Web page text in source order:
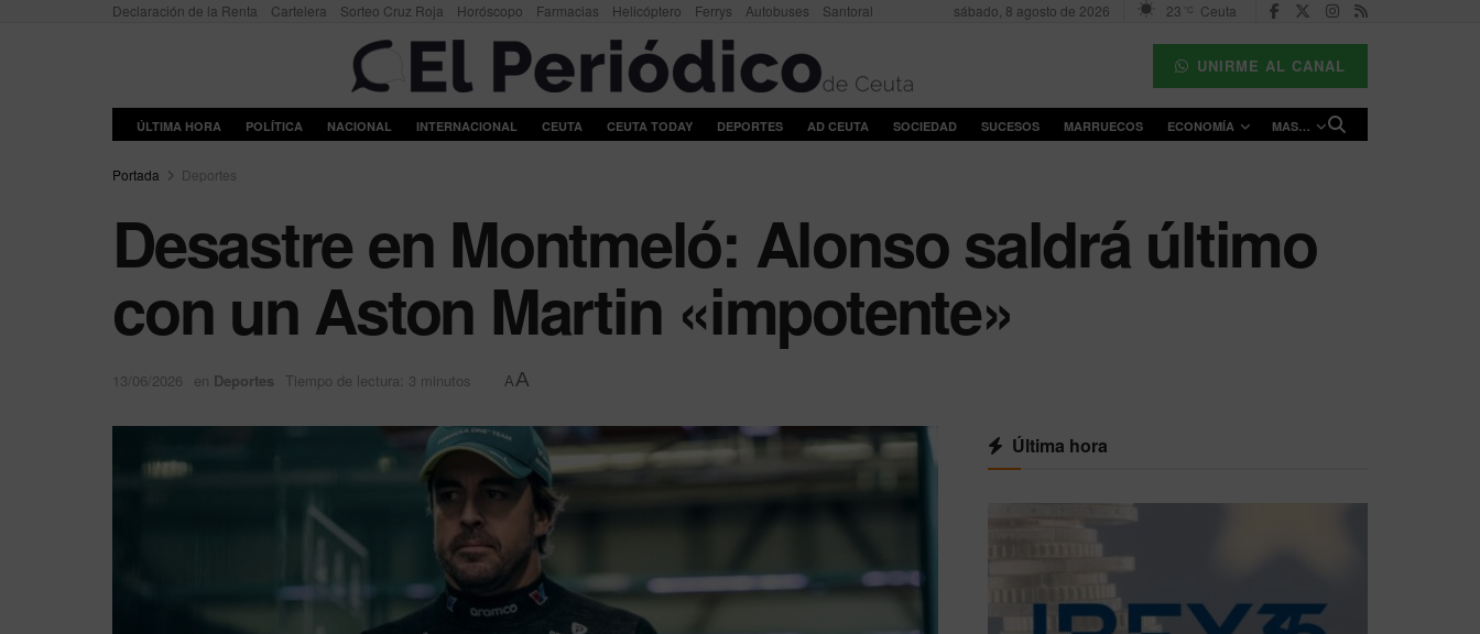
Declaración de la Renta Cartelera Sorteo Cruz Roja Horóscopo Farmacias Helicóptero Ferrys Autobuses Santoral sábado, 8 agosto de 2026 23 °C Ceuta
UNIRME AL CANAL
ÚLTIMA HORA POLÍTICA NACIONAL INTERNACIONAL CEUTA CEUTA TODAY DEPORTES AD CEUTA SOCIEDAD SUCESOS MARRUECOS ECONOMÍA MAS…
Portada Deportes
Desastre en Montmeló: Alonso saldrá último
con un Aston Martin «impotente»
13/06/2026 en Deportes Tiempo de lectura: 3 minutos AA
Última hora